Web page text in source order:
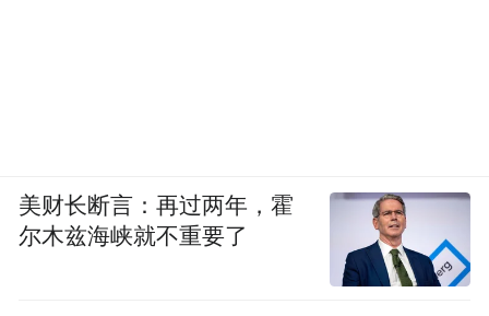
美财长断言：再过两年，霍
尔木兹海峡就不重要了